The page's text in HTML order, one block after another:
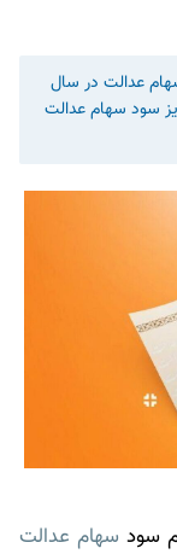
عدالت در سال
سود سهام عدالت
سود سهام عدالت